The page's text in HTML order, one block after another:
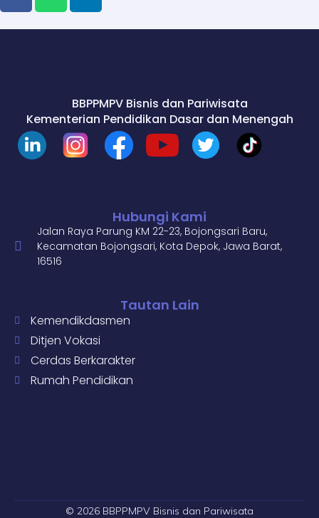
BBPPMPV Bisnis dan Pariwisata
Kementerian Pendidikan Dasar dan Menengah
Hubungi Kami
Jalan Raya Parung KM 22-23, Bojongsari Baru,
Kecamatan Bojongsari, Kota Depok, Jawa Barat,
16516
Tautan Lain
Kemendikdasmen
Ditjen Vokasi
Cerdas Berkarakter
Rumah Pendidikan
© 2026 BBPPMPV Bisnis dan Pariwisata